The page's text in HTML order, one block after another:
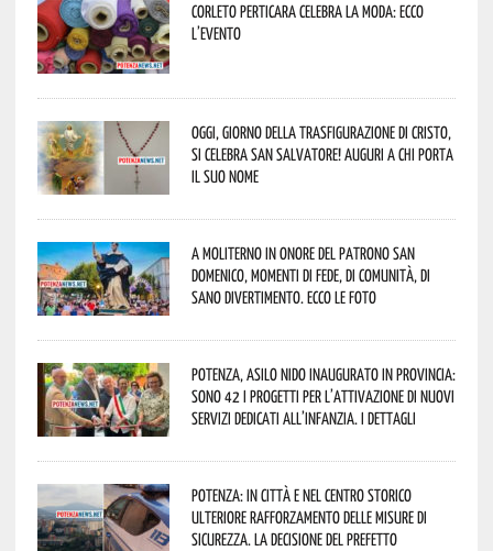
Corleto Perticara celebra la moda: ecco
l’evento
Oggi, giorno della Trasfigurazione di Cristo,
si celebra San Salvatore! Auguri a chi porta
il suo nome
A Moliterno in onore del Patrono San
Domenico, momenti di fede, di comunità, di
sano divertimento. Ecco le foto
Potenza, asilo nido inaugurato in provincia:
sono 42 i progetti per l’attivazione di nuovi
servizi dedicati all’infanzia. I dettagli
Potenza: in città e nel centro storico
ulteriore rafforzamento delle misure di
sicurezza. La decisione del Prefetto